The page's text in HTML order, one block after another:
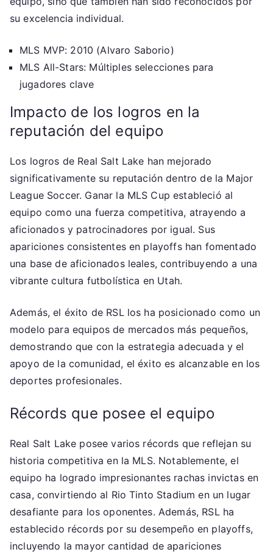
su excelencia individual.
MLS MVP: 2010 (Alvaro Saborio)
MLS All-Stars: Múltiples selecciones para
jugadores clave
Impacto de los logros en la
reputación del equipo
Los logros de Real Salt Lake han mejorado
significativamente su reputación dentro de la Major
League Soccer. Ganar la MLS Cup estableció al
equipo como una fuerza competitiva, atrayendo a
aficionados y patrocinadores por igual. Sus
apariciones consistentes en playoffs han fomentado
una base de aficionados leales, contribuyendo a una
vibrante cultura futbolística en Utah.
Además, el éxito de RSL los ha posicionado como un
modelo para equipos de mercados más pequeños,
demostrando que con la estrategia adecuada y el
apoyo de la comunidad, el éxito es alcanzable en los
deportes profesionales.
Récords que posee el equipo
Real Salt Lake posee varios récords que reflejan su
historia competitiva en la MLS. Notablemente, el
equipo ha logrado impresionantes rachas invictas en
casa, convirtiendo al Rio Tinto Stadium en un lugar
desafiante para los oponentes. Además, RSL ha
establecido récords por su desempeño en playoffs,
incluyendo la mayor cantidad de apariciones